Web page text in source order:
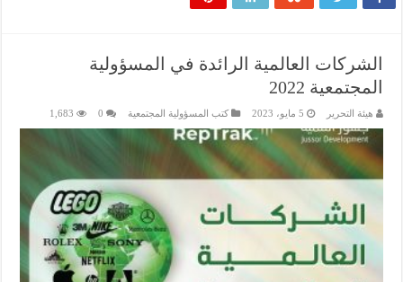
الشركات العالمية الرائدة في المسؤولية
المجتمعية 2022
هيئة التحرير 5 مايو، 2023 كتب المسؤولية المجتمعية 0
1,683